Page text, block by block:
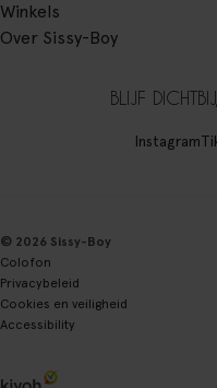
Winkels
Over Sissy-Boy
BLIJF
Instagram
© 2026 Sissy-Boy
Colofon
Privacybeleid
Cookies en veiligheid
Accessibility